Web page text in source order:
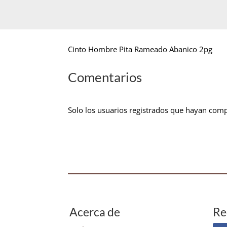
Cinto Hombre Pita Rameado Abanico 2pg
Comentarios
Solo los usuarios registrados que hayan
Acerca de